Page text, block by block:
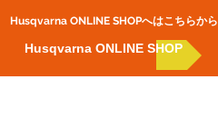
Husqvarna ONLINE SHOP​へはこちらから
Husqvarna ONLINE SHOP